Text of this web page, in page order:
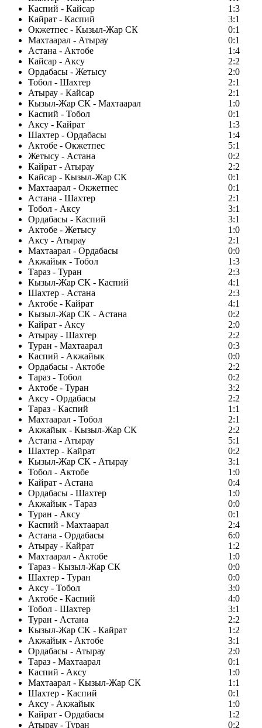
Каспий - Кайсар
1:3
Кайрат - Каспий
3:1
Окжетпес - Кызыл-Жар СК
0:1
Махтаарал - Атырау
0:1
Астана - Актобе
1:4
Кайсар - Аксу
2:2
Ордабасы - Жетысу
2:0
Тобол - Шахтер
2:1
Атырау - Кайсар
2:1
Кызыл-Жар СК - Махтаарал
1:0
Каспий - Тобол
0:1
Аксу - Кайрат
1:3
Шахтер - Ордабасы
1:4
Актобе - Окжетпес
5:1
Жетысу - Астана
0:2
Кайрат - Атырау
2:2
Кайсар - Кызыл-Жар СК
0:1
Махтаарал - Окжетпес
0:1
Астана - Шахтер
2:1
Тобол - Аксу
3:1
Ордабасы - Каспий
3:1
Актобе - Жетысу
1:0
Аксу - Атырау
2:1
Махтаарал - Ордабасы
0:0
Акжайык - Тобол
1:3
Тараз - Туран
2:3
Кызыл-Жар СК - Каспий
4:1
Шахтер - Астана
2:3
Актобе - Кайрат
4:1
Кызыл-Жар СК - Астана
0:2
Кайрат - Аксу
2:0
Атырау - Шахтер
2:2
Туран - Махтаарал
0:3
Каспий - Акжайык
0:0
Ордабасы - Актобе
2:2
Тараз - Тобол
0:2
Актобе - Туран
3:2
Аксу - Ордабасы
2:2
Тараз - Каспий
1:1
Махтаарал - Тобол
2:1
Акжайык - Кызыл-Жар СК
2:2
Астана - Атырау
5:1
Шахтер - Кайрат
0:2
Кызыл-Жар СК - Атырау
3:1
Тобол - Актобе
1:0
Кайрат - Астана
0:4
Ордабасы - Шахтер
1:0
Акжайык - Тараз
0:0
Туран - Аксу
0:1
Каспий - Махтаарал
2:4
Астана - Ордабасы
6:0
Атырау - Кайрат
1:2
Махтаарал - Актобе
1:0
Тараз - Кызыл-Жар СК
0:0
Шахтер - Туран
0:0
Аксу - Тобол
3:0
Актобе - Каспий
4:0
Тобол - Шахтер
3:1
Туран - Астана
2:2
Кызыл-Жар СК - Кайрат
1:2
Акжайык - Актобе
3:1
Ордабасы - Атырау
2:0
Тараз - Махтаарал
0:1
Каспий - Аксу
1:0
Махтаарал - Кызыл-Жар СК
1:1
Шахтер - Каспий
0:1
Аксу - Акжайык
1:0
Кайрат - Ордабасы
1:2
Атырау - Туран
0:2